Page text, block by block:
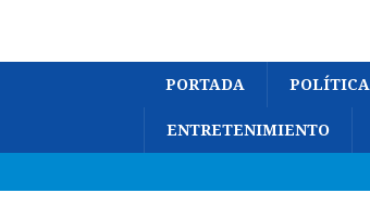
PORTADA POLÍTICA
ENTRETENIMIENTO